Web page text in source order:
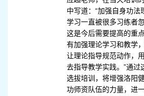
中写道：“加强自身功法
学习一直被很多习练者忽
这是今后需要提高的重
有加强理论学习和教学
让理论指导规范动作，
去指导教学实践。”通过
选拔培训，将增强洛阳
功师资队伍的力量，进